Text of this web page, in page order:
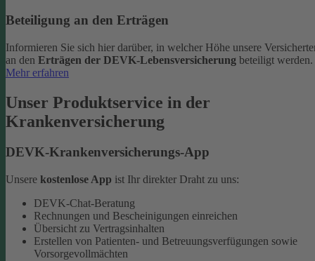
Beteiligung an den Erträgen
Informieren Sie sich hier darüber, in welcher Höhe unsere
an den Erträgen der DEVK-Lebensversicherung beteiligt werden.
Mehr erfahren
Unser Produktservice in der
Krankenversicherung
DEVK-Krankenversicherungs-App
Unsere kostenlose App ist Ihr direkter Draht zu uns:
DEVK-Chat-Beratung
Rechnungen und Bescheinigungen einreichen
Übersicht zu Vertragsinhalten
Erstellen von Patienten- und Betreuungsverfügungen sowie
Vorsorgevollmächten